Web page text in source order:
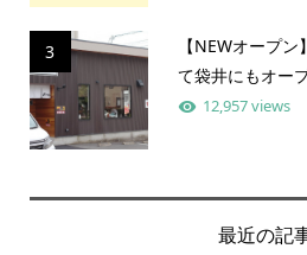
3
【NEWオープ
て袋井にもオー
12,957 views
最近の記